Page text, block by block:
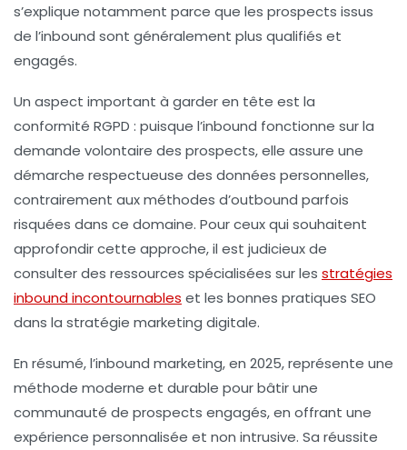
s’explique notamment parce que les prospects issus
de l’inbound sont généralement plus qualifiés et
engagés.
Un aspect important à garder en tête est la
conformité RGPD : puisque l’inbound fonctionne sur la
demande volontaire des prospects, elle assure une
démarche respectueuse des données personnelles,
contrairement aux méthodes d’outbound parfois
risquées dans ce domaine. Pour ceux qui souhaitent
approfondir cette approche, il est judicieux de
consulter des ressources spécialisées sur les stratégies
inbound incontournables et les bonnes pratiques SEO
dans la stratégie marketing digitale.
En résumé, l’inbound marketing, en 2025, représente une
méthode moderne et durable pour bâtir une
communauté de prospects engagés, en offrant une
expérience personnalisée et non intrusive. Sa réussite